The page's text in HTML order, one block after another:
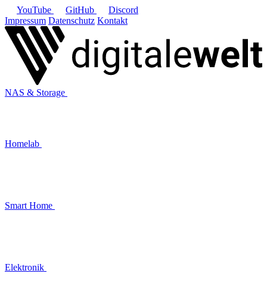
YouTube GitHub
Discord
Impressum Datenschutz Kontakt
NAS & Storage
Homelab
Smart Home
Elektronik